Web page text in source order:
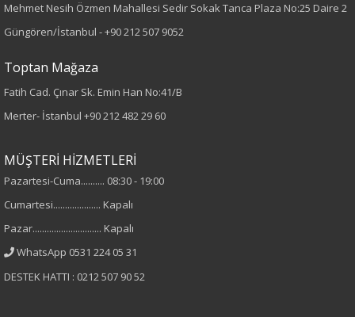
Taşlı
Kumaş
%3 Elastan
Kadın
Mehmet Nesih Özmen Mahallesi Sedir Sokak Tanca Plaza No:25 Daire 2
Güngören/İstanbul -+90 212 507 9052
Toptan Mağaza
Fatih Cad. Çınar Sk. Emin Han No:41/B
Merter- İstanbul +90 212 482 29 60
MÜŞTERİ HİZMETLERİ
Pazartesi-Cuma.......... 08:30 - 19:00
Cumartesi.................... Kapalı
Pazar............................. Kapalı
WhatsApp 0531 224 05 31
DESTEK HATTI : 0212 507 90 52